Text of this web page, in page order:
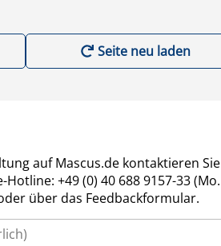
Seite neu laden
auf Mascus.de kontaktieren Sie
+49 (0) 40 688 9157-33 (Mo.
über das Feedbackformular.